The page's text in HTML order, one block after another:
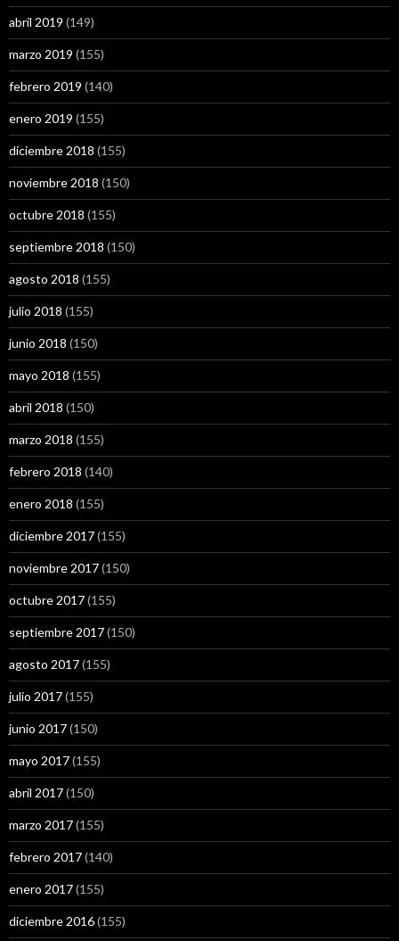
abril 2019 (149)
marzo 2019 (155)
febrero 2019 (140)
enero 2019 (155)
diciembre 2018 (155)
noviembre 2018 (150)
octubre 2018 (155)
septiembre 2018 (150)
agosto 2018 (155)
julio 2018 (155)
junio 2018 (150)
mayo 2018 (155)
abril 2018 (150)
marzo 2018 (155)
febrero 2018 (140)
enero 2018 (155)
diciembre 2017(155)
noviembre 2017(150)
octubre 2017(155)
septiembre 2017(150)
agosto 2017(155)
julio 2017(155)
junio 2017(150)
mayo 2017(155)
abril 2017(150)
marzo 2017(155)
febrero 2017(140)
enero 2017(155)
diciembre 2016(155)